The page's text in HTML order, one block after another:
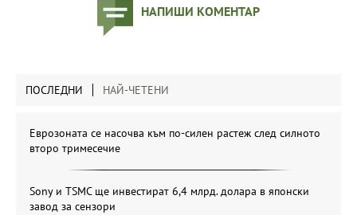
НАПИШИ КОМЕНТАР
ПОСЛЕДНИ НАЙ-ЧЕТЕНИ
Еврозоната се насочва към по-силен растеж след силното
второ тримесечие
Sony и TSMC ще инвестират 6,4 млрд. долара в японски
завод за сензори